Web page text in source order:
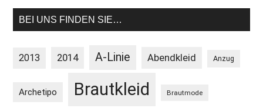
BEI UNS FINDEN SIE…
2013 2014 A-Linie Abendkleid Anzug
Archetipo Brautkleid Brautmode